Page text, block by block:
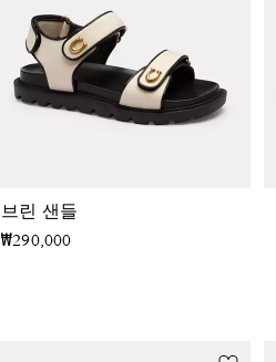
브린 샌들
₩290,000